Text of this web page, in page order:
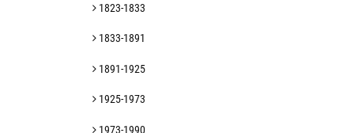
1823-1833
1833-1891
1891-1925
1925-1973
1973-1990